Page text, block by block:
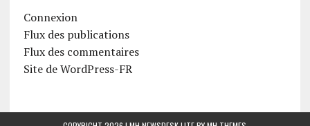
Connexion
Flux des publications
Flux des commentaires
Site de WordPress-FR